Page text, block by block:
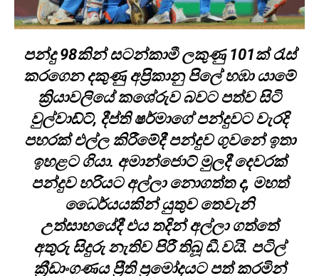
පන්දු 98කින් සටන්කාමී ලකුණු 101ක් රැස්
කරගෙන දකුණු අප්‍රිකානු පිලේ හඹා යාමේ
ක්‍රියාවලියේ කශේරුව බවට පත්ව සිටි
වුල්වාඩ්ට්, දීප්ති ෂර්මාගේ පන්දුවට වැරදි
පහරක් එල්ල කිරීමේදී පන්දුව ගුවනේ ඉතා
ඉහළට ගියා. අමාන්ජොට් මුලදී දෙවරක්
පන්දුව හරියට අල්ලා නොගත්ත ද, මහත්
ධෛර්යයකින් යුතුව තෙවැනි
උත්සාහයේදී එය තදින් අල්ලා ගත්තේ
අතුරු සිදුරු නැතිව පිරී තිබූ ඩී.වයි. පටිල්
ක්‍රීඩාංගණය ප්‍රීති ප්‍රමෝදයට පත් කරමින්